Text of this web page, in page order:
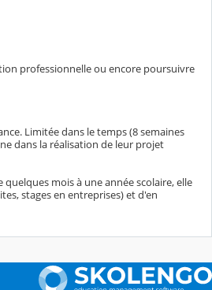
professionnelle ou encore poursuivre
Limitée dans le temps (8 semaines
dans la réalisation de leur projet
mois à une année scolaire, elle
stages en entreprises) et d'en